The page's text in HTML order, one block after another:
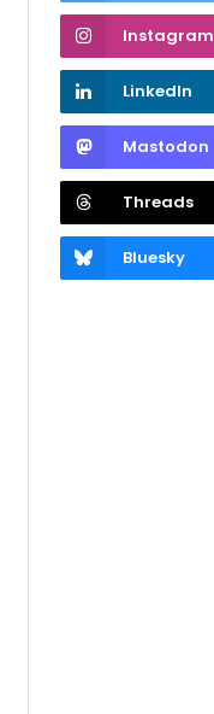
Instagram
LinkedIn
Mastodon
Threads
Bluesky